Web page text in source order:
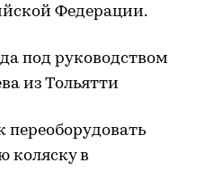
Федерации.
под руководством
из Тольятти
коляску в